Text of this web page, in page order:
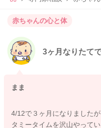
赤ちゃんの心と体
3ヶ月なりたて
まま
4/12で３ヶ月になりましたが
タミータイムを沢山やって